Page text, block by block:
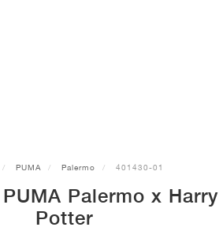
PUMA Palermo 401430-01
Palermo x Harry
Potter